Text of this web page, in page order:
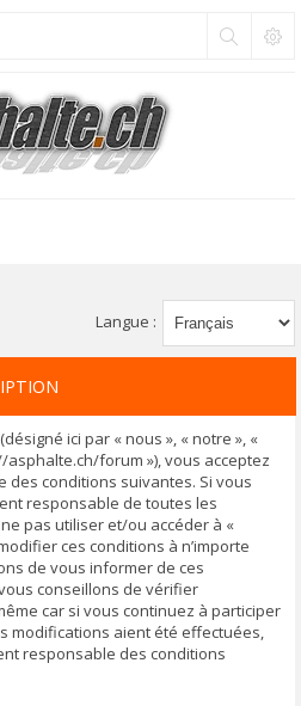
Langue :
ici par « nous », « notre », «
asphalte.ch/forum »), vous acceptez
des conditions suivantes. Si vous
responsable de toutes les
pas utiliser et/ou accéder à «
ces conditions à n’importe
de vous informer de ces
conseillons de vérifier
car si vous continuez à participer
modifications aient été effectuées,
responsable des conditions